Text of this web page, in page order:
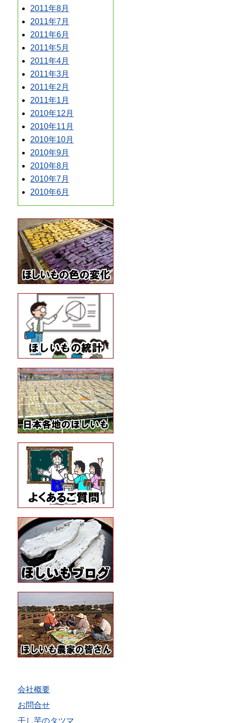
2011年8月
2011年7月
2011年6月
2011年5月
2011年4月
2011年3月
2011年2月
2011年1月
2010年12月
2010年11月
2010年10月
2010年9月
2010年8月
2010年7月
2010年6月
会社概要
お問合せ
干し芋のタツマ